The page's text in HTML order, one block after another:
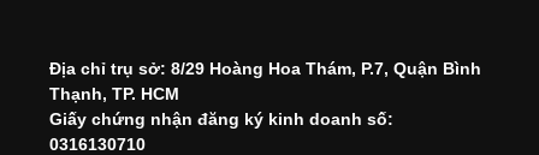
Địa chỉ trụ sở: 8/29 Hoàng Hoa Thám, P.7, Quận Bình
Thạnh, TP. HCM
Giấy chứng nhận đăng ký kinh doanh số:
0316130710